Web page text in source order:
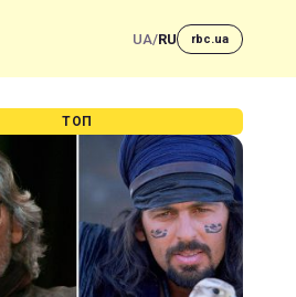
UA/RU rbc.ua
ТОП